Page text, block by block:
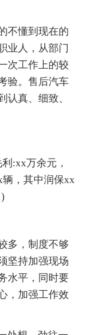
不懂到现在的
业人，从部门
次工作上的较
验。售后汽车
认真、细致、
:xx万余元，
，其中润保xx
多，制度不够
坚持加强现场
水平，同时要
，加强工作效